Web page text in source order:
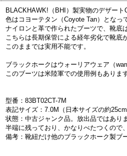
BLACKHAWK!（BHI）製実物のデザート
色はコヨーテタン（Coyote Tan）となっ
ナイロンと革で作られたブーツで、靴底
こちらは長期保管による経年劣化で靴底
このままでは実用不能です。
ブラックホークはウォーリアウェア（
このブーツは米陸軍での使用例もありま
型番：83BT02CT-7M
表記サイズ：7.0M（日本サイズの約25cm
状態：中古ジャンク品。放出品ではあり
半端に残っており、かなりべたつくので
備考：靴紐だけ他のブラックホーク製ブ